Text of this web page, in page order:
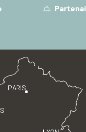
PARIS